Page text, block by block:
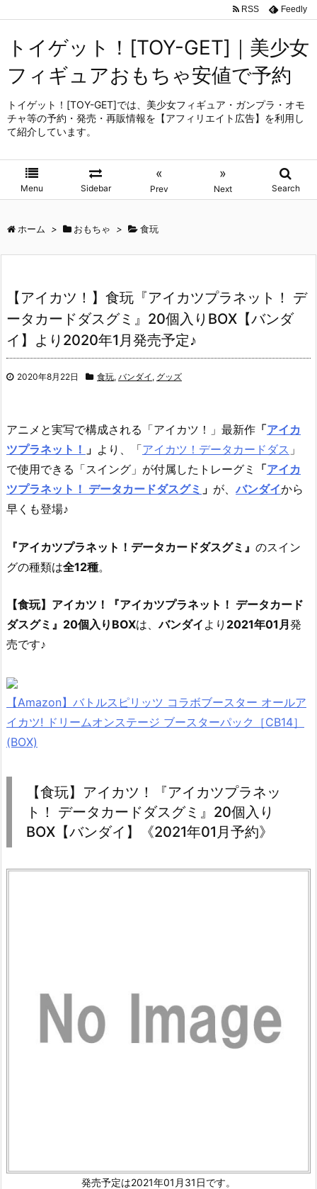
トイゲット！[TOY-GET]｜美少女
フィギュアおもちゃ安値で予約
トイゲット！[TOY-GET]では、美少女フィギュア・ガンプラ・オモ
チャ等の予約・発売・再販情報を【アフィリエイト広告】を利用し
て紹介しています。
Menu Sidebar
«
Prev
»
Next Search
RSS Feedly
ホーム > おもちゃ > 食玩
【アイカツ！】食玩『アイカツプラネット！ デ
ータカードダスグミ』20個入りBOX【バンダ
イ】より2020年1月発売予定♪
2020年8月22日 食玩, バンダイ , グッズ
アニメと実写で構成される「アイカツ！」最新作 「アイカ
ツプラネット！ 」 より、「アイカツ！データカードダス 」
で使用できる「スイング」が付属したトレーグミ
「アイカ
ツプラネット！ データカードダスグミ 」 が、バンダイから
早くも登場♪
『アイカツプラネット！データカードダスグミ』 のスイン
グの種類は全12種。
【食玩】アイカツ！『アイカツプラネット！ データカード
ダスグミ』20個入りBOXは、バンダイ より 2021年01月 発
売です♪
【Amazon】バトルスピリッツ コラボブースター オールア
イカツ! ドリームオンステージ ブースターパック［CB14］
(BOX)
【食玩】アイカツ！『アイカツプラネッ
ト！ データカードダスグミ』20個入り
BOX【バンダイ】《2021年01月予約》
発売予定は2021年01月31日です。